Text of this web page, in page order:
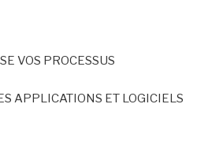
VOS PROCESSUS
APPLICATIONS ET LOGICIELS